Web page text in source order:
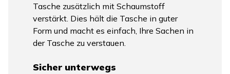
Tasche zusätzlich mit Schaumstoff
verstärkt. Dies hält die Tasche in guter
Form und macht es einfach, Ihre Sachen in
der Tasche zu verstauen.
Sicher unterwegs